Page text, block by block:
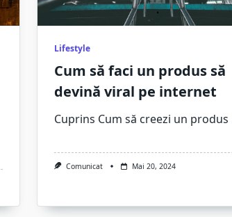
Lifestyle
Cum să faci un produs să
devină viral pe internet
Cuprins Cum să creezi un produs
Comunicat Mai 20, 2024